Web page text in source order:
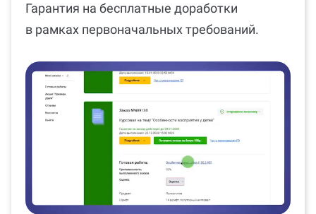
Гарантия на бесплатные доработки
в рамках первоначальных требований.